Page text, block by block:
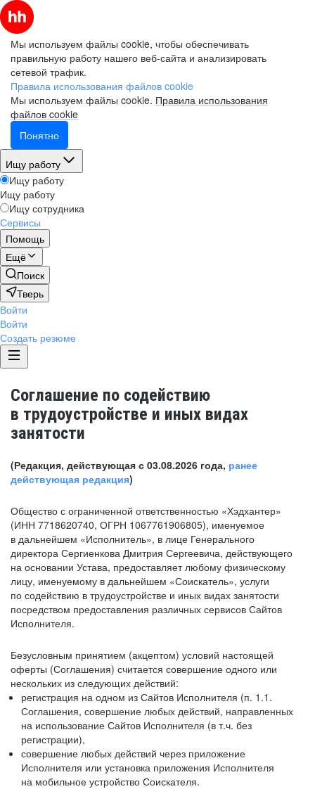
Мы используем файлы cookie, чтобы обеспечивать
правильную работу нашего веб-сайта и анализировать
сетевой трафик.
Правила использования файлов cookie
Мы используем файлы cookie. Правила использования
файлов cookie
Понятно
Ищу работу
Ищу работу
Ищу работу
Ищу сотрудника
Сервисы
Помощь
Ещё
Поиск
Тверь
Войти
Войти
Создать резюме
Соглашение по содействию
в трудоустройстве и иных видах
занятости
(Редакция, действующая с 03.08.2026 года, ранее
действующая редакция)
Общество с ограниченной ответственностью «Хэдхантер»
(ИНН 7718620740, ОГРН 1067761906805), именуемое
в дальнейшем «Исполнитель», в лице Генерального
директора Сергиенкова Дмитрия Сергеевича, действующего
на основании Устава, предоставляет любому физическому
лицу, именуемому в дальнейшем «Соискатель», услуги
по содействию в трудоустройстве и иных видах занятости
посредством предоставления различных сервисов Сайтов
Исполнителя.
Безусловным принятием (акцептом) условий настоящей
оферты (Соглашения) считается совершение одного или
нескольких из следующих действий:
регистрация на одном из Сайтов Исполнителя (п. 1.1.
Соглашения, совершение любых действий, направленных
на использование Сайтов Исполнителя (в т.ч. без
регистрации),
совершение любых действий через приложение
Исполнителя или установка приложения Исполнителя
на мобильное устройство Соискателя.